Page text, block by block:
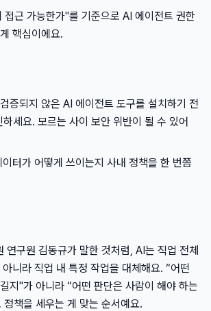
접근 가능한가"를 기준으로 AI 에이전트 권한
핵심이에요.
증되지 않은 AI 에이전트 도구를 설치하기 전
세요. 모르는 사이 보안 위반이 될 수 있어
터가 어떻게 쓰이는지 사내 정책을 한 번쯤
연구원 김동규가 말한 것처럼, AI는 직업 전체
니라 직업 내 특정 작업을 대체해요. “어떤
지"가 아니라 “어떤 판단은 사람이 해야 하는
책을 세우는 게 맞는 순서예요.